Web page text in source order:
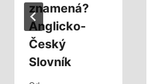
znamená?
Anglicko-
Český
Slovník